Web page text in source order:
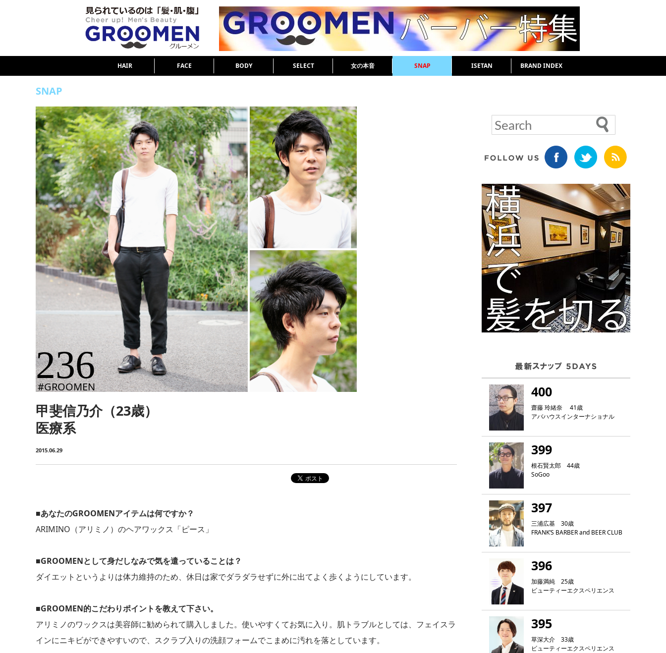
HAIR FACE BODY SELECT 女の本音 SNAP ISETAN BRAND INDEX
SNAP
236
#GROOMEN
甲斐信乃介（23歳）
医療系
2015.06.29
■あなたのGROOMENアイテムは何ですか？
ARIMINO（アリミノ）のヘアワックス「ピース」
■GROOMENとして身だしなみで気を遣っていることは？
ダイエットというよりは体力維持のため、休日は家でダラダラせずに外に出てよく歩くようにしています。
■GROOMEN的こだわりポイントを教えて下さい。
アリミノのワックスは美容師に勧められて購入しました。使いやすくてお気に入り。肌トラブルとしては、フェイスラ
インにニキビができやすいので、スクラブ入りの洗顔フォームでこまめに汚れを落としています。
400
齋藤 玲緒奈 41歳
アバハウスインターナショナル
399
根石賢太郎 44歳
SoGoo
397
三浦広基 30歳
FRANK‘S BARBER and BEER CLUB
396
加藤満純 25歳
ビューティーエクスペリエンス
395
草深大介 33歳
ビューティーエクスペリエンス